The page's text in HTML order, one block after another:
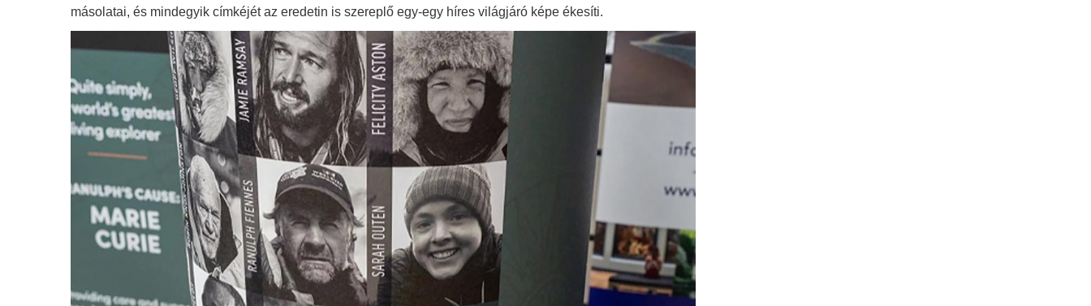
másolatai, és mindegyik címkéjét az eredetin is szereplő egy-egy híres világjáró képe ékesíti.